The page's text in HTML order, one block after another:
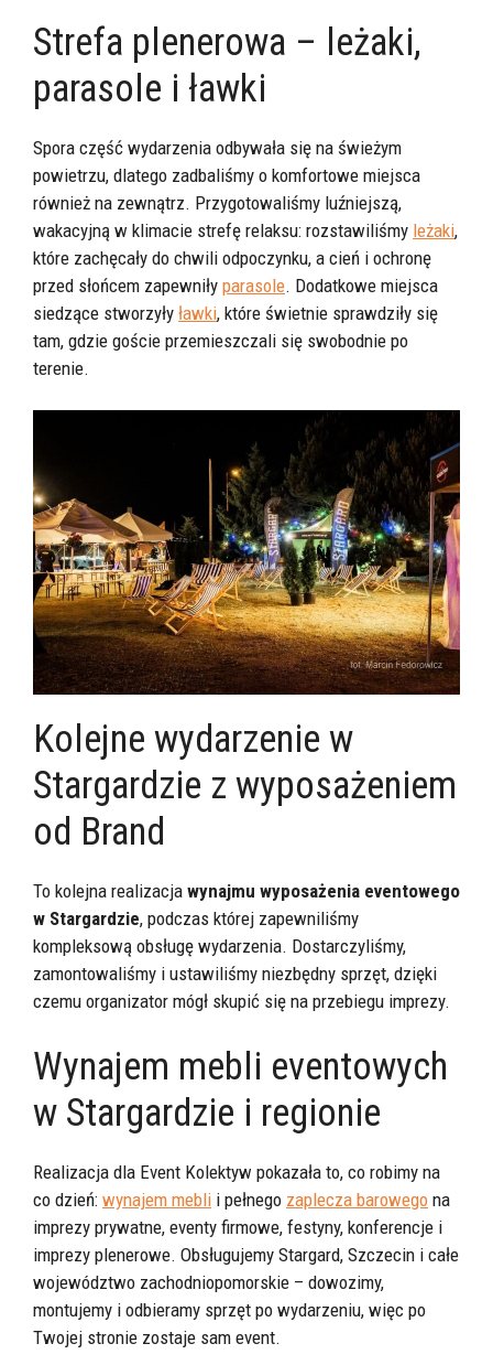
Strefa plenerowa – leżaki,
parasole i ławki
Spora część wydarzenia odbywała się na świeżym
powietrzu, dlatego zadbaliśmy o komfortowe miejsca
również na zewnątrz. Przygotowaliśmy luźniejszą,
wakacyjną w klimacie strefę relaksu: rozstawiliśmy leżaki,
które zachęcały do chwili odpoczynku, a cień i ochronę
przed słońcem zapewniły parasole. Dodatkowe miejsca
siedzące stworzyły ławki, które świetnie sprawdziły się
tam, gdzie goście przemieszczali się swobodnie po
terenie.
Kolejne wydarzenie w
Stargardzie z wyposażeniem
od Brand
To kolejna realizacja wynajmu wyposażenia eventowego
w Stargardzie, podczas której zapewniliśmy
kompleksową obsługę wydarzenia. Dostarczyliśmy,
zamontowaliśmy i ustawiliśmy niezbędny sprzęt, dzięki
czemu organizator mógł skupić się na przebiegu imprezy.
Wynajem mebli eventowych
w Stargardzie i regionie
Realizacja dla Event Kolektyw pokazała to, co robimy na
co dzień: wynajem mebli i pełnego zaplecza barowego na
imprezy prywatne, eventy firmowe, festyny, konferencje i
imprezy plenerowe. Obsługujemy Stargard, Szczecin i całe
województwo zachodniopomorskie – dowozimy,
montujemy i odbieramy sprzęt po wydarzeniu, więc po
Twojej stronie zostaje sam event.